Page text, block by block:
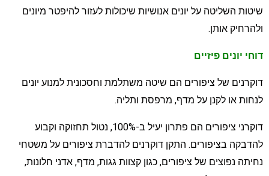
השליטה על יונים אנושיות שיכולות לעזור להיפטר מיונים
אותן.
יונים פיזיים
של ציפורים הם שיטה משתלמת וחסכונית למנוע יונים
או לקנן על מדף, מרפסת ותליה.
דוקרני ציפורים הם פתרון יעיל ב-100%, נטול תחזוקה וקבוע
בציפורים. התקן דוקרנים להדברת ציפורים על משטחי
נפוצים של ציפורים, כגון קצוות גגות, מדף, אדני חלונות,